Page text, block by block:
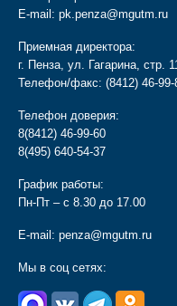
E-mail: pk.penza@mgutm.ru
Приемная директора:
г. Пенза, ул. Гагарина, стр.
Телефон/факс: (8412) 46-99-
Телефон доверия:
8(8412) 46-99-60
8(495) 640-54-37
График работы:
Пн-Пт – с 8.30 до 17.00
E-mail: penza@mgutm.ru
Мы в соц сетях: